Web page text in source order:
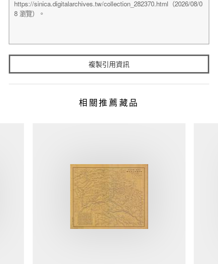
複製引用資訊
相關推薦藏品